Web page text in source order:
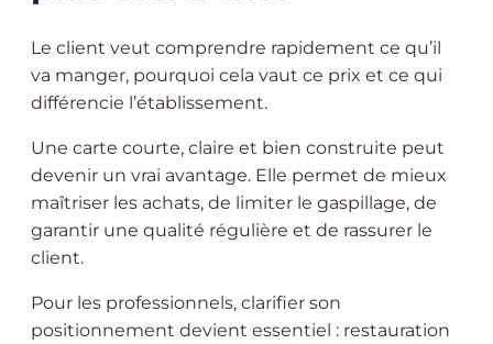
Le client veut comprendre rapidement ce qu’il
va manger, pourquoi cela vaut ce prix et ce qui
différencie l’établissement.
Une carte courte, claire et bien construite peut
devenir un vrai avantage. Elle permet de mieux
maîtriser les achats, de limiter le gaspillage, de
garantir une qualité régulière et de rassurer le
client.
Pour les professionnels, clarifier son
positionnement devient essentiel : restauration